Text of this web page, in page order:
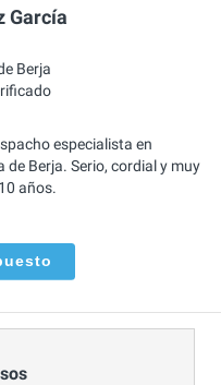
García
Berja
especialista en
Berja. Serio, cordial y muy
años.